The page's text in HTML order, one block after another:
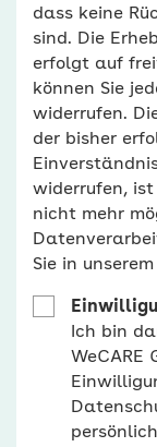
dass keine
sind. Die
erfolgt auf
können Sie
widerrufen.
der bisher
widerrufen, ist
nicht mehr
Sie in unserem
Ich bin
WeCARE